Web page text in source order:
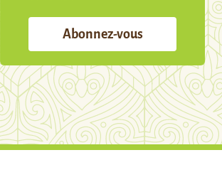
Abonnez-vous